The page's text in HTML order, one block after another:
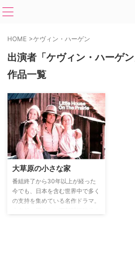
HOME >ケヴィン・ハーゲン
出演者「ケヴィン・ハーゲ
作品一覧
大草原の小さな家
番組終了から30年以上が経った
今でも、日本を含む世界中で多く
の支持を集めている名作ドラマ。